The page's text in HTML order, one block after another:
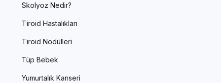
Skolyoz Nedir?
Tiroid Hastalıkları
Tiroid Nodülleri
Tüp Bebek
Yumurtalık Kanseri